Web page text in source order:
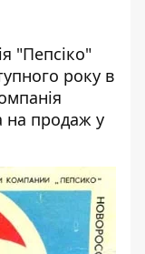
"Пепсіко"
року в
на продаж у